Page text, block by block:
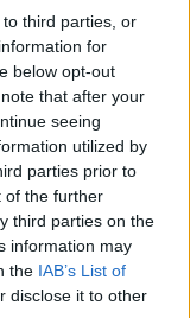
third parties, or
for
below opt-out
that after your
seeing
utilized by
parties prior to
of the further
third parties on the
information may
the IAB’s List of
disclose it to other
αποκλεισμού
21:46
από τις
21:32
2025 οι
ο
κάτι;